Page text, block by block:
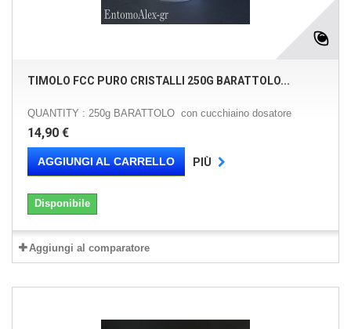
TIMOLO FCC PURO CRISTALLI 250G BARATTOLO...
QUANTITY : 250g BARATTOLO con cucchiaino dosatore
14,90 €
AGGIUNGI AL CARRELLO PIÙ
Disponibile
Aggiungi al comparatore